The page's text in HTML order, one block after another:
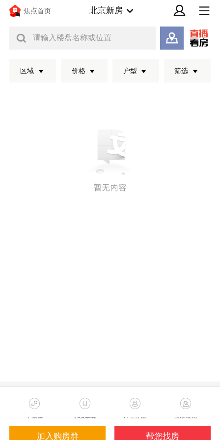
焦点首页 北京新房
请输入楼盘名称或位置
区域 价格 户型 筛选
加入购房群 帮您找房
小程序 APP下载 站点地图 投诉建议